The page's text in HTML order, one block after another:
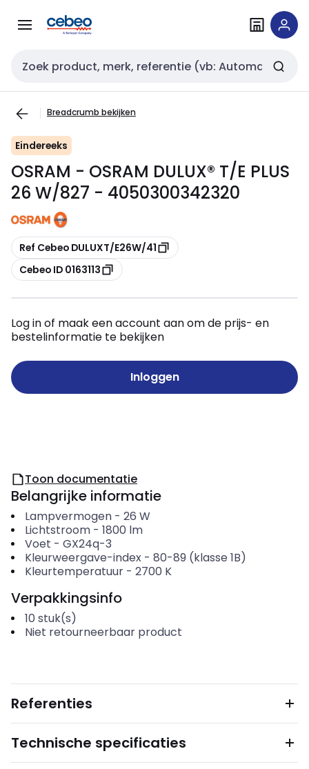
naar
naar
Zoekveld invoer
Breadcrumb bekijken
Eindereeks
OSRAM - OSRAM DULUX® T/E PLUS
26 W/827 - 4050300342320
Kopiëren
Ref Cebeo DULUXT/E26W/41
Kopiëren
Cebeo ID 0163113
Log in of maak een account aan om de prijs- en
bestelinformatie te bekijken
Inloggen
Toon documentatie
Belangrijke informatie
Lampvermogen- 26 W
Lichtstroom- 1800 lm
Voet - GX24q-3
Kleurweergave-index- 80-89 (klasse 1B)
Kleurtemperatuur- 2700 K
Verpakkingsinfo
10 stuk(s)
Niet retourneerbaar product
Referenties
Technische specificaties